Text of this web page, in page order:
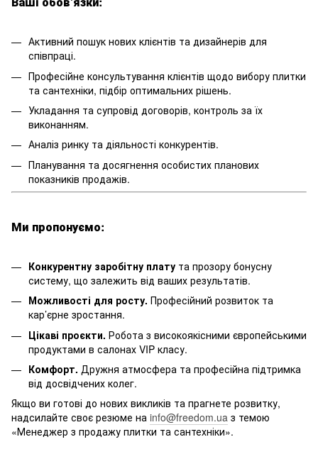
Активний пошук нових клієнтів та дизайнерів для
співпраці.
Професійне консультування клієнтів щодо вибору плитки
та сантехніки, підбір оптимальних рішень.
Укладання та супровід договорів, контроль за їх
виконанням.
Аналіз ринку та діяльності конкурентів.
Планування та досягнення особистих планових
показників продажів.
Ми пропонуємо:
Конкурентну заробітну плату та прозору бонусну
систему, що залежить від ваших результатів.
Можливості для росту. Професійний розвиток та
кар’єрне зростання.
Цікаві проєкти. Робота з високоякісними європейськими
продуктами в салонах VIP класу.
Комфорт. Дружня атмосфера та професійна підтримка
від досвідчених колег.
Якщо ви готові до нових викликів та прагнете розвитку,
надсилайте своє резюме на info@freedom.ua з темою
«Менеджер з продажу плитки та сантехніки».